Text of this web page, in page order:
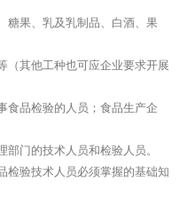
糖果、乳及乳制品、白酒、果
（其他工种也可应企业要求开展
食品检验的人员；食品生产企
门的技术人员和检验人员。
检验技术人员必须掌握的基础知